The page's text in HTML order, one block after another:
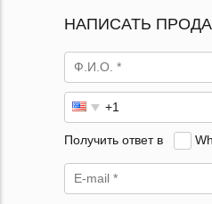
НАПИСАТЬ
Получить ответ в